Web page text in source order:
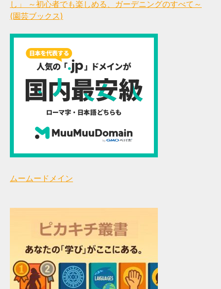
し」 ～初心者でも楽しめる、ガーデニングのすべて～
(園芸ブックス)
ムームードメイン